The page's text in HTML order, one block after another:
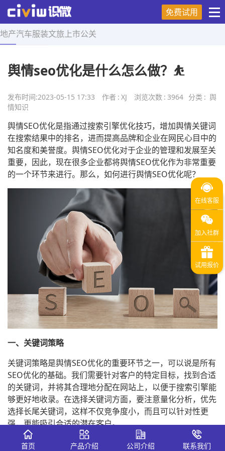
免费试用
地产汽车服装文旅 上市公关
首页 > 舆情知识 > 正文
舆情seo优化是什么怎么做？⛹
发布时间:2023-05-15 17:33 作者 : XJ 浏览次数 : 3964 分类 : 舆
情知识
舆情SEO优化是指通过搜索引擎优化技巧，增加舆情关键词
在搜索结果中的排名，进而提高品牌和企业在网民心目中的
知名度和美誉度。舆情SEO优化对于企业的管理和发展至关
重要，因此，现在很多企业都将舆情SEO优化作为非常重要
的一个环节来进行。那么，如何进行舆情SEO优化呢？
一、关键词策略
关键词策略是舆情SEO优化的重要环节之一，可以说是所有
SEO优化的基础。我们需要针对客户的特定目标，找到合适
的关键词，并将其合理地分配在网站上，以便于搜索引擎能
够更好地收录。在选择关键词方面，要注意量化分析，优先
选择长尾关键词，这样不仅竞争度小，而且可以针对性更
强，更能吸引合适的潜在客户。
二、网站内容的建设
首页 产品介绍 公司介绍 联系我们